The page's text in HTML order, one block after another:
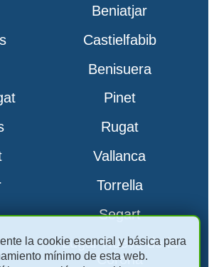
Beniatjar
Castielfabib
Benisuera
Pinet
Rugat
Vallanca
Torrella
Segart
Lugar Nuevo de la
Corona
la cookie esencial y básica para
mínimo de esta web.